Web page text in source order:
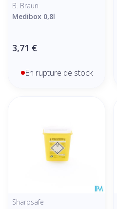
B. Braun
Medibox 0,8l
3,71 €
En rupture de stock
Sharpsafe